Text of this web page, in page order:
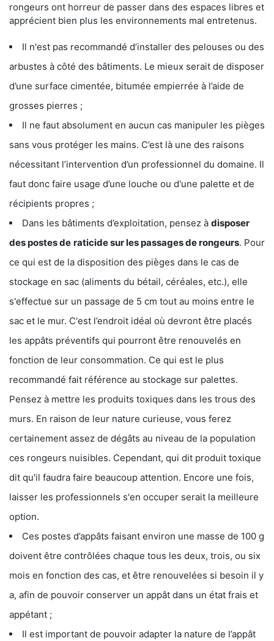
rongeurs ont horreur de passer dans des espaces libres et
apprécient bien plus les environnements mal entretenus.
Il n'est pas recommandé d’installer des pelouses ou des
arbustes à côté des bâtiments. Le mieux serait de disposer
d’une surface cimentée, bitumée empierrée à l’aide de
grosses pierres ;
Il ne faut absolument en aucun cas manipuler les pièges
sans vous protéger les mains. C’est là une des raisons
nécessitant l’intervention d’un professionnel du domaine. Il
faut donc faire usage d’une louche ou d'une palette et de
récipients propres ;
Dans les bâtiments d’exploitation, pensez à disposer
des postes de raticide sur les passages de rongeurs. Pour
ce qui est de la disposition des pièges dans le cas de
stockage en sac (aliments du bétail, céréales, etc.), elle
s'effectue sur un passage de 5 cm tout au moins entre le
sac et le mur. C'est l’endroit idéal où devront être placés
les appâts préventifs qui pourront être renouvelés en
fonction de leur consommation. Ce qui est le plus
recommandé fait référence au stockage sur palettes.
Pensez à mettre les produits toxiques dans les trous des
murs. En raison de leur nature curieuse, vous ferez
certainement assez de dégâts au niveau de la population
ces rongeurs nuisibles. Cependant, qui dit produit toxique
dit qu'il faudra faire beaucoup attention. Encore une fois,
laisser les professionnels s'en occuper serait la meilleure
option.
Ces postes d’appâts faisant environ une masse de 100 g
doivent être contrôlées chaque tous les deux, trois, ou six
mois en fonction des cas, et être renouvelées si besoin il y
a, afin de pouvoir conserver un appât dans un état frais et
appétant ;
Il est important de pouvoir adapter la nature de l’appât